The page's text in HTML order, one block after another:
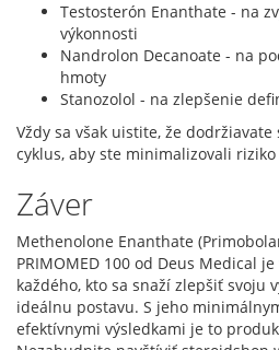
Testosterón Enanthate - na
výkonnosti
Nandrolon Decanoate - na
hmoty
Stanozolol - na zlepšenie
Vždy sa však uistite, že
cyklus, aby ste minimalizovali
Záver
Methenolone Enanthate
PRIMOMED 100 od Deus Medical
každého, kto sa snaží zlepšiť svoju
ideálnu postavu. S jeho
efektívnymi výsledkami je to